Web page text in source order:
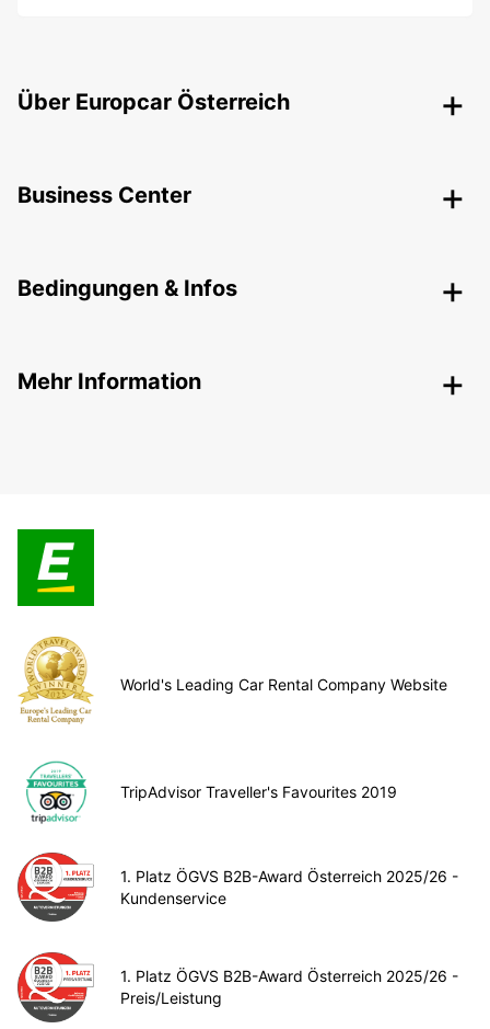
Über Europcar Österreich
Business Center
Bedingungen & Infos
Mehr Information
World's Leading Car Rental Company Website
TripAdvisor Traveller's Favourites 2019
1. Platz ÖGVS B2B-Award Österreich 2025/26 -
Kundenservice
1. Platz ÖGVS B2B-Award Österreich 2025/26 -
Preis/Leistung